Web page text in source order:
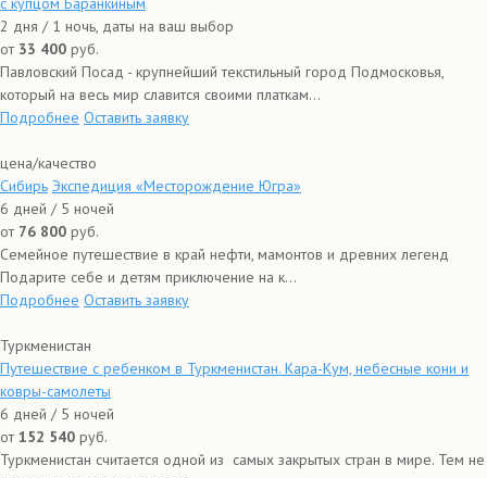
2 дня / 1 ночь, даты на ваш выбор
от 33 400 руб.
Павловский Посад - крупнейший текстильный город Подмосковья,
который на весь мир славится своими платкам...
Подробнее Оставить заявку
цена/качество
Сибирь Экспедиция «Месторождение Югра»
6 дней / 5 ночей
от 76 800 руб.
Семейное путешествие в край нефти, мамонтов и древних легенд
Подарите себе и детям приключение на к...
Подробнее Оставить заявку
Туркменистан
Путешествие с ребенком в Туркменистан. Кара-Кум, небесные кони и
ковры-самолеты
6 дней / 5 ночей
от152 540 руб.
Туркменистан считается одной из самых закрытых стран в мире. Тем не